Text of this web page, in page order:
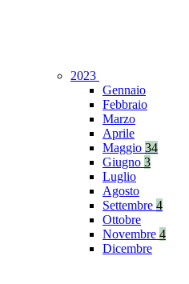
2023
Gennaio
Febbraio
Marzo
Aprile
Maggio 34
Giugno 3
Luglio
Agosto
Settembre 4
Ottobre
Novembre 4
Dicembre